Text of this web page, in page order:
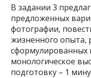
В задании 3
предложенных
фотографии,
жизненного опыта,
сформулированных
монологическое
подготовку – 1